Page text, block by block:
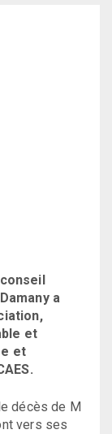
a
et
et
décès de M
vers ses